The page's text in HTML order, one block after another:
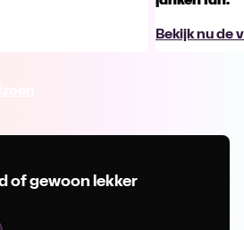
Bekijk nu de
of gewoon lekker